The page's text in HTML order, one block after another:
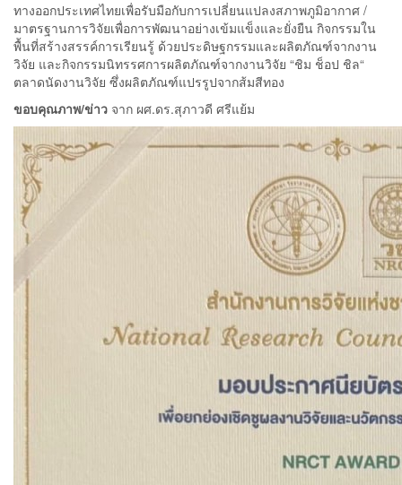
ทางออกประเทศไทยเพื่อรับมือกับการเปลี่ยนแปลงสภาพภูมิอากาศ /
มาตรฐานการวิจัยเพื่อการพัฒนาอย่างเข้มแข็งและยั่งยืน กิจกรรมใน
พื้นที่สร้างสรรค์การเรียนรู้ ด้วยประดิษฐกรรมและผลิตภัณฑ์จากงาน
วิจัย และกิจกรรมนิทรรศการผลิตภัณฑ์จากงานวิจัย “ชิม ช็อป ชิล“
ตลาดนัดงานวิจัย ซึ่งผลิตภัณฑ์แปรรูปจากส้มสีทอง
ขอบคุณภาพ/ข่าว จาก ผศ.ดร.สุภาวดี ศรีแย้ม